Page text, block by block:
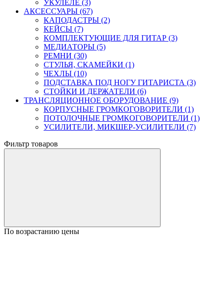
УКУЛЕЛЕ (3)
АКСЕССУАРЫ (67)
КАПОДАСТРЫ (2)
КЕЙСЫ (7)
КОМПЛЕКТУЮЩИЕ ДЛЯ ГИТАР (3)
МЕДИАТОРЫ (5)
РЕМНИ (30)
СТУЛЬЯ, СКАМЕЙКИ (1)
ЧЕХЛЫ (10)
ПОДСТАВКА ПОД НОГУ ГИТАРИСТА (3)
СТОЙКИ И ДЕРЖАТЕЛИ (6)
ТРАНСЛЯЦИОННОЕ ОБОРУДОВАНИЕ (9)
КОРПУСНЫЕ ГРОМКОГОВОРИТЕЛИ (1)
ПОТОЛОЧНЫЕ ГРОМКОГОВОРИТЕЛИ (1)
УСИЛИТЕЛИ, МИКШЕР-УСИЛИТЕЛИ (7)
Фильтр товаров
По возрастанию цены